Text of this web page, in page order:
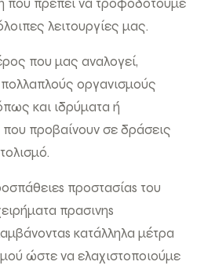
που πρέπει να τροφοδοτούμε
λειτουργίες μας.
που μας αναλογεί,
οργανισμούς
και ιδρύματα ή
προβαίνουν σε δράσεις
προστασίαs του
πρασινηs
κατάλληλα μέτρα
ώστε να ελαχιστοποιούμε